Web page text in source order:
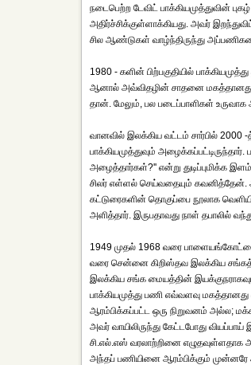
நடைபெற்ற டேவிட் பாக்கியமுத்துவின்
அதிர்ச்சிக்குள்ளாக்கியது. அவர்
சில ஆண்டுகள் வாழ்ந்திருந்து அப்பணிகளை
1980 - களின் பிற்பகுதியில்
ஆனால் அவ்விதழின் சாதனை மகத்தானது.
தான். மேலும், பல படைப்பாளிகள் உருவாக
வானவில் இலக்கிய வட்டம் சார்பில் 2000
பாக்கியமுத்துவும்
அழைத்தார்கள்?'' என்று துடிப்புமிக்க
சிலர் எள்ளல் செய்வதையும் கவனித்தேன்.
கட்டுரைகளின் தொகுப்பை நூலாக
அளித்தார். இருபதாவது நாள் தபாலில்
1949 முதல் 1968 வரை பாளையங்கோட்டை
வரை சென்னை கிறிஸ்தவ இலக்கிய
இலக்கிய சங்க மையத்தின்
பாக்கியமுத்து பணி எவ்வளவு
ஆரம்பிக்கப்பட்ட ஒரு நிறுவனம் அல்ல;
அவர் வாயிலிருந்து கேட்டபோது
சி.எல்.எஸ் வரலாற்றினை
அந்தப் பணியினை ஆரம்பிக்கும் முன்னரே